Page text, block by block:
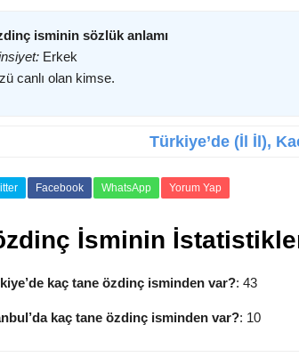
isminin sözlük anlamı
Erkek
canlı olan kimse.
Türkiye’de (İl İl),
Facebook WhatsApp Yorum Yap
İsminin
kaç tane özdinç isminden var?: 43
kaç tane özdinç isminden var?: 10